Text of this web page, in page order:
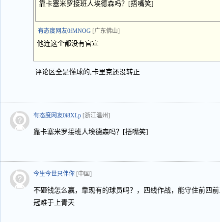
靠卡塞米罗接班人埃德森吗？[捂嘴笑]
有态度网友0fMNOG [广东佛山]
他连这个都没有官宣
评论区全是懂球的,卡里克还没转正
有态度网友0i8XLp [浙江温州]
靠卡塞米罗接班人埃德森吗？[捂嘴笑]
今生今世只伴你 [中国]
不砸钱怎么赢，靠现有的球员吗？，四线作战，能守住前四
冠难于上青天